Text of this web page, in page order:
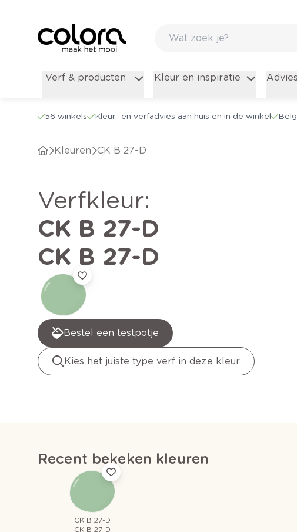
Verf & producten Kleur en inspiratie Advies
56 winkels Kleur- en verfadvies aan huis en in de winkel
Kleuren CK B 27-D
verfkleur:
CK B 27-D
CK B 27-D
Bestel een testpotje
Kies het juiste type verf in deze kleur
Recent bekeken kleuren
CK B 27-D
CK B 27-D